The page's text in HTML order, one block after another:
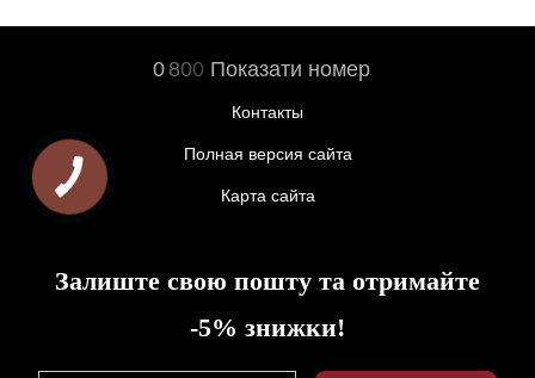
0 800 Показати номер
Контакты
Полная версия сайта
Карта сайта
Залиште свою пошту та отримайте
-5% знижки!